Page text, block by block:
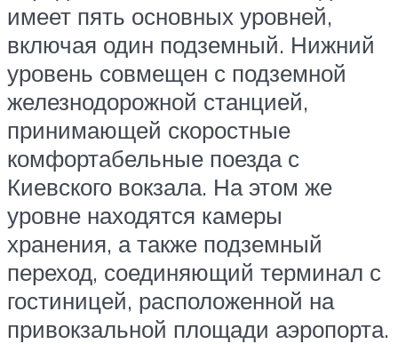
имеет пять основных уровней,
включая один подземный. Нижний
уровень совмещен с подземной
железнодорожной станцией,
принимающей скоростные
комфортабельные поезда с
Киевского вокзала. На этом же
уровне находятся камеры
хранения, а также подземный
переход, соединяющий терминал с
гостиницей, расположенной на
привокзальной площади аэропорта.